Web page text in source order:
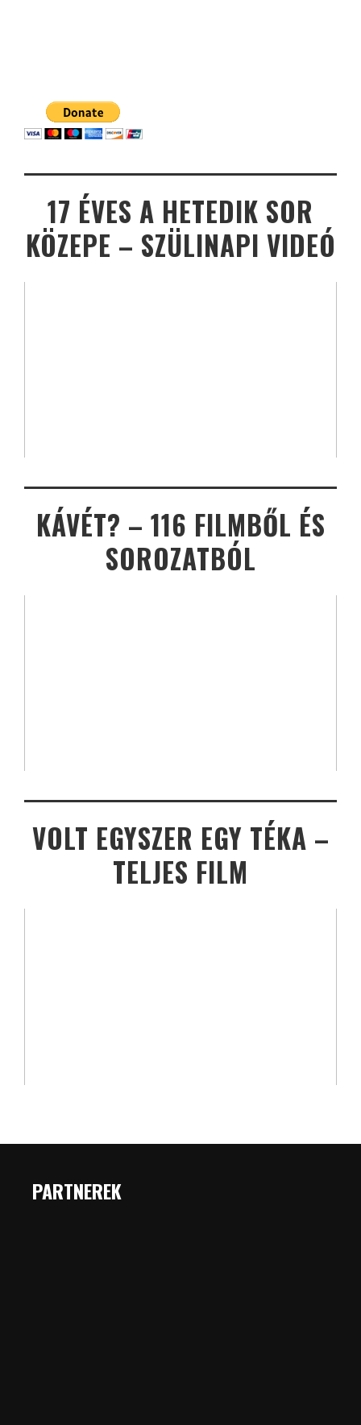
17 ÉVES A HETEDIK SOR
KÖZEPE – SZÜLINAPI VIDEÓ
KÁVÉT? – 116 FILMBŐL ÉS
SOROZATBÓL
VOLT EGYSZER EGY TÉKA –
TELJES FILM
PARTNEREK